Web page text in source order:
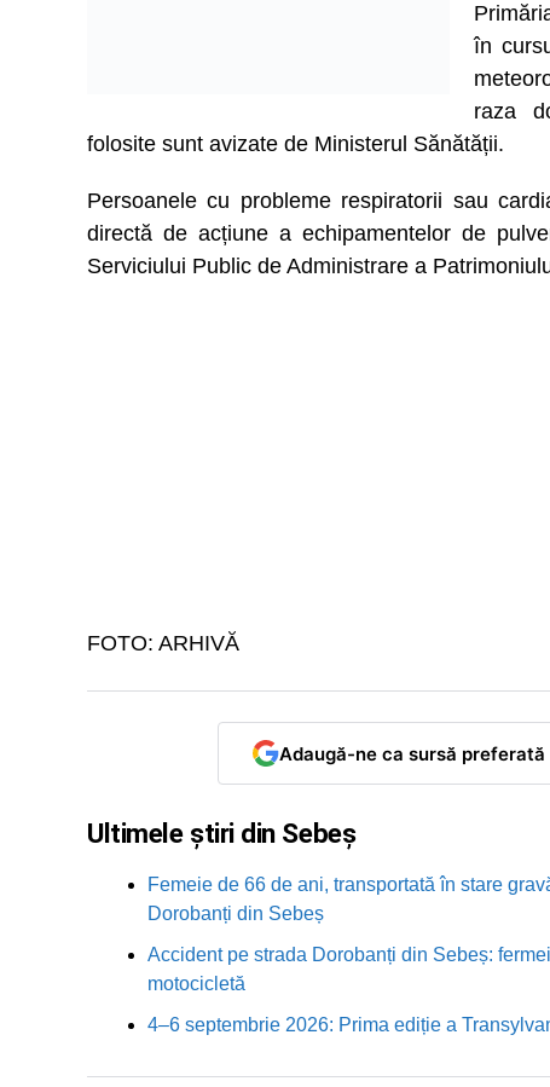
în
raza
folosite sunt avizate de Ministerul Sănătății.
Persoanele cu probleme respiratorii sau
directă de acțiune a echipamentelor de
Serviciului Public de Administrare a
FOTO: ARHIVĂ
Adaugă-ne ca sursă preferată
Ultimele știri din Sebeș
Femeie de 66 de ani, transportată în stare
Dorobanți din Sebeș
Accident pe strada Dorobanți din Sebeș:
motocicletă
4–6 septembrie 2026: Prima ediție a